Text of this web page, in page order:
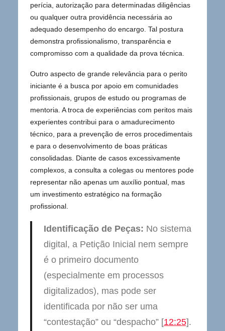
perícia, autorização para determinadas diligências
ou qualquer outra providência necessária ao
adequado desempenho do encargo. Tal postura
demonstra profissionalismo, transparência e
compromisso com a qualidade da prova técnica.
Outro aspecto de grande relevância para o perito
iniciante é a busca por apoio em comunidades
profissionais, grupos de estudo ou programas de
mentoria. A troca de experiências com peritos mais
experientes contribui para o amadurecimento
técnico, para a prevenção de erros procedimentais
e para o desenvolvimento de boas práticas
consolidadas. Diante de casos excessivamente
complexos, a consulta a colegas ou mentores pode
representar não apenas um auxílio pontual, mas
um investimento estratégico na formação
profissional.
Identificação de Peças: No sistema
digital, a Petição Inicial nem sempre
é o primeiro documento
(especialmente em processos
digitalizados), mas pode ser
identificada por não ser uma
“contestação” ou “despacho” [12:25].